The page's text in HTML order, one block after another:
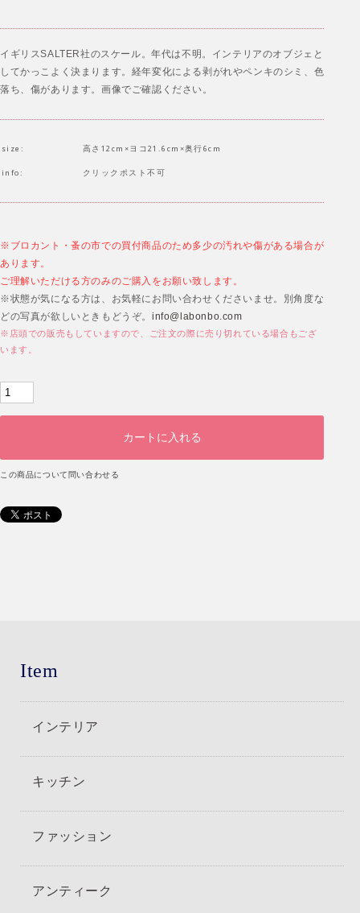
イギリスSALTER社のスケール。年代は不明。インテリアのオブジェと
してかっこよく決まります。経年変化による剥がれやペンキのシミ、色
落ち、傷があります。画像でご確認ください。
size: 高さ12cm×ヨコ21.6cm×奥行6cm
info: クリックポスト不可
※ブロカント・蚤の市での買付商品のため多少の汚れや傷がある場合が
あります。
ご理解いただける方のみのご購入をお願い致します。
※状態が気になる方は、お気軽にお問い合わせくださいませ。別角度な
どの写真が欲しいときもどうぞ。 info@labonbo.com
※店頭での販売もしていますので、ご注文の際に売り切れている場合もござ
います。
この商品について問い合わせる
Item
インテリア
キッチン
ファッション
アンティーク